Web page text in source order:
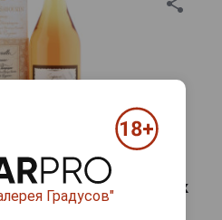
№35 Fontvieille Коньяк
1 Крю №35
Градусов"